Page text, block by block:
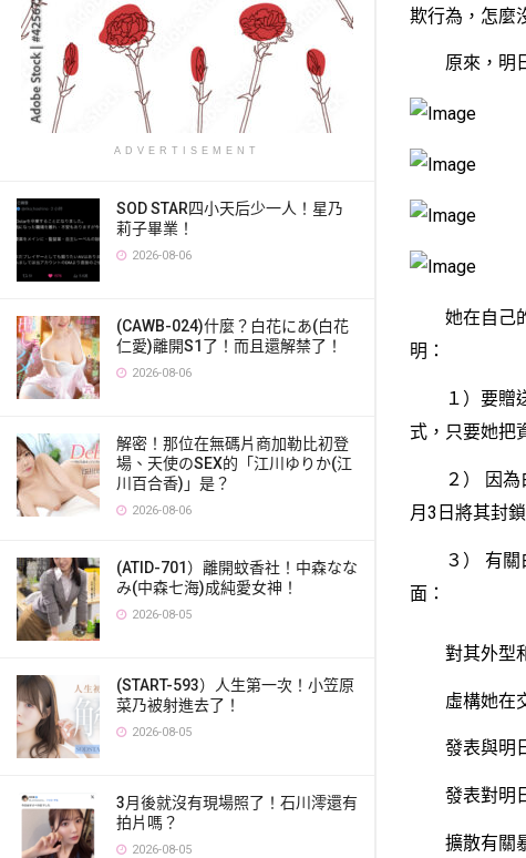
ADVERTISEMENT
SOD STAR四小天后少一人！星乃
莉子畢業！
2026-08-06
(CAWB-024)什麼？白花にあ(白花
仁愛)離開S1了！而且還解禁了！
2026-08-06
解密！那位在無碼片商加勒比初登
場、天使のSEX的「江川ゆりか(江
川百合香)」是？
2026-08-06
(ATID-701）離開蚊香社！中森なな
み(中森七海)成純愛女神！
2026-08-05
(START-593）人生第一次！小笠原
菜乃被射進去了！
2026-08-05
3月後就沒有現場照了！石川澪還有
拍片嗎？
2026-08-05
欺行為，怎麼
原來，明日
她在自己的
明：
１）要贈送
式，只要她把
２） 因為白
月3日將其封鎖
３） 有關白
面：
對其外型和
虛構她在交
發表與明日
發表對明日
擴散有關暴